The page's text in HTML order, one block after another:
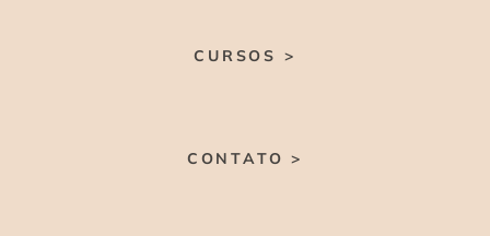
CURSOS >
CONTATO >